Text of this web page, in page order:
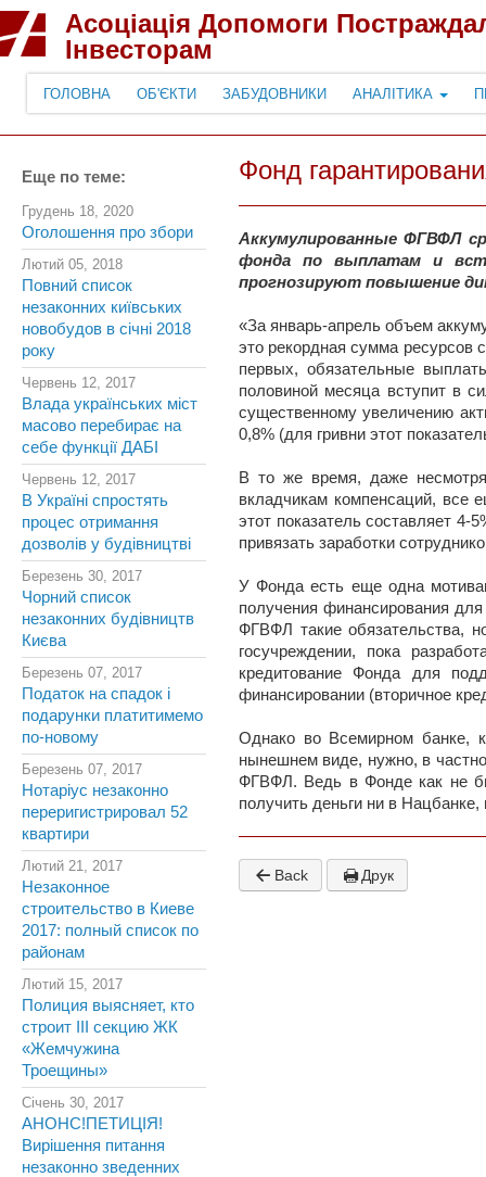
Асоціація Допомоги
Інвесторам
ГОЛОВНА ОБ'ЄКТИ ЗАБУДОВНИКИ АНАЛІТИКА
Еще по теме:
Грудень 18, 2020
Оголошення про збори
Лютий 05, 2018
Повний список
незаконних київських
новобудов в січні 2018
року
Червень 12, 2017
Влада українських міст
масово перебирає на
себе функції ДАБІ
Червень 12, 2017
В Україні спростять
процес отримання
дозволів у будівництві
Березень 30, 2017
Чорний список
незаконних будівництв
Києва
Березень 07, 2017
Податок на спадок і
подарунки платитимемо
по-новому
Березень 07, 2017
Нотаріус незаконно
переригистрировал 52
квартири
Лютий 21, 2017
Незаконное
строительство в Киеве
2017: полный список по
районам
Лютий 15, 2017
Полиция выясняет, кто
строит III секцию ЖК
«Жемчужина
Троещины»
Січень 30, 2017
АНОНС!ПЕТИЦІЯ!
Вирішення питання
незаконно зведенних
Фонд
Аккумулированные ФГВФЛ
фонда по выплатам и
прогнозируют повышение
«За январь-апрель объем
это рекордная сумма ресурсов
первых, обязательные
половиной месяца вступит в
существенному увеличению
0,8% (для гривни этот
В то же время, даже
вкладчикам компенсаций, все
этот показатель составляет
привязать заработки
У Фонда есть еще одна
получения финансирования
ФГВФЛ такие обязательства,
госучреждении, пока
кредитование Фонда для
финансировании (вторичное
Однако во Всемирном банке,
нынешнем виде, нужно, в
ФГВФЛ. Ведь в Фонде как не
получить деньги ни в Нацбанке,
Back Друк